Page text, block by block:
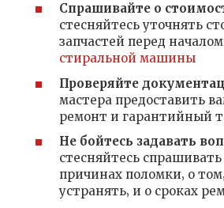
Спрашивайте о
стесняйтесь уточнять
запчастей перед
стиральной машины
Проверяйте
мастера предоставить
ремонт и гарантийный
Не бойтесь задавать
стесняйтесь
причинах поломки‚ о
устранять‚ и о сроках